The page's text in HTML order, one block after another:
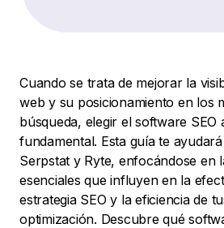
Cuando se trata de mejorar la
web y su posicionamiento en los
búsqueda, elegir el software SEO
fundamental. Esta guía te
Serpstat y Ryte, enfocándose en
esenciales que influyen en la
estrategia SEO y la eficiencia de
optimización. Descubre qué